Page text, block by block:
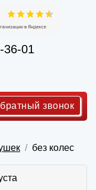
36-01
звонок
без колес